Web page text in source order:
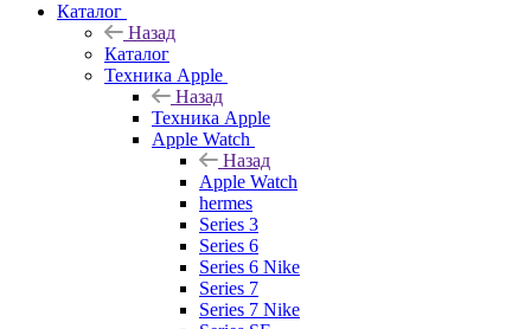
Каталог
Назад
Каталог
Техника Apple
Назад
Техника Apple
Apple Watch
Назад
Apple Watch
hermes
Series 3
Series 6
Series 6 Nike
Series 7
Series 7 Nike